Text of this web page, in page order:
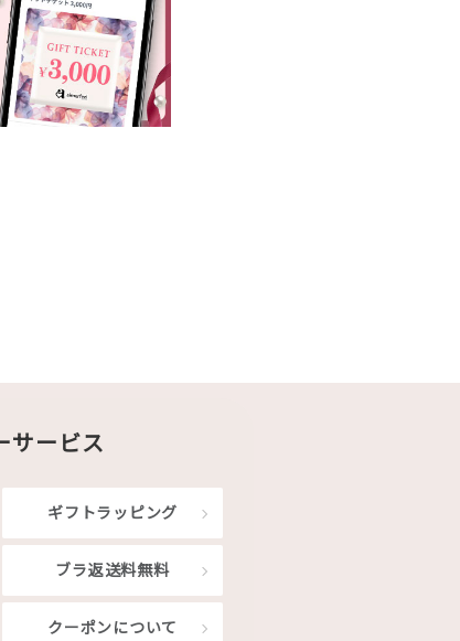
サービス
ギフトラッピング
ブラ返送料無料
クーポンについて